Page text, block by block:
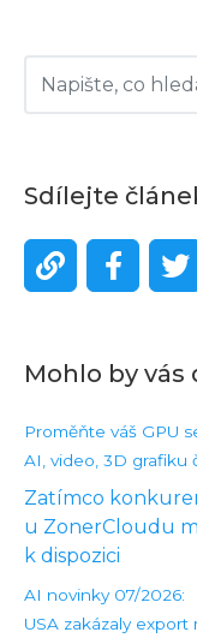
Sdílejte
Mohlo by
Proměňte váš GPU
AI, video, 3D grafiku
Zatímco
u ZonerCloudu
k dispozici
AI novinky 07/2026:
USA zakázaly